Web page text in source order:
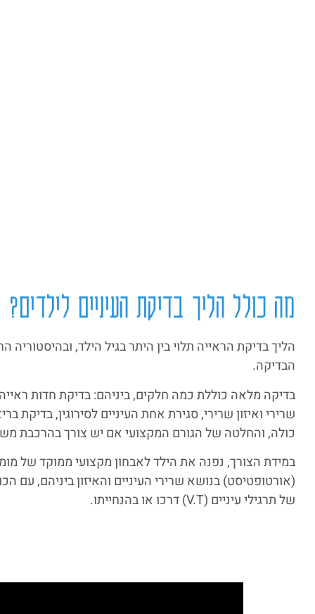
מה כולל הליך בדיקת העיניים לילדים?
הליך בדיקת הראייה תלוי בין היתר בגיל הילד, ובהיסטוריה
הבדיקה.
בדיקה מלאה כוללת כמה חלקים, ביניהם: בדיקת חדות
שרירי ואיזון שרירי, סגירת אחת העיניים לסירוגין, בדיקת
כולה, והחלטה של הגורם המקצועי אם יש צורך בהרכבת
במידת הצורך, נפנה את הילד לאבחון מקצועי ממוקד של
(אורטופטיסט) בנושא שרירי העיניים והאיזון ביניהם, עם
של תרגילי עיניים (V.T) דרכו או בהנחייתו.